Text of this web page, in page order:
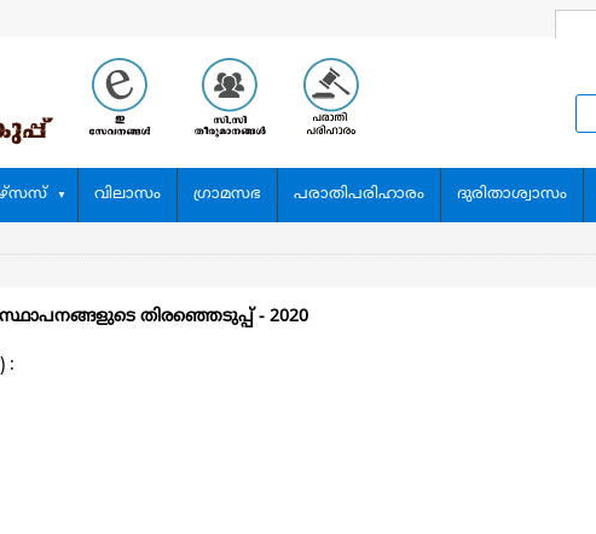
വിലാസം ഗ്രാമസഭ പരാതിപരിഹാരം ദുരിതാശ്വാസം
സ്ഥാപനങ്ങളുടെ തിരഞ്ഞെടുപ്പ്‌ - 2020
: